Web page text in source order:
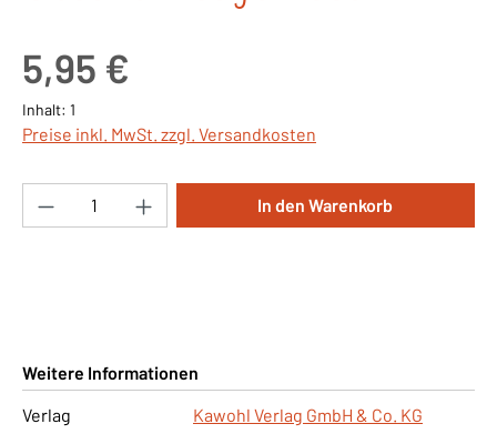
5,95 €
Inhalt: 1
Preise inkl. MwSt. zzgl. Versandkosten
Produkt Anzahl: Gib den gewünschten
In den Warenkorb
Weitere Informationen
Verlag
Kawohl Verlag GmbH & Co. KG